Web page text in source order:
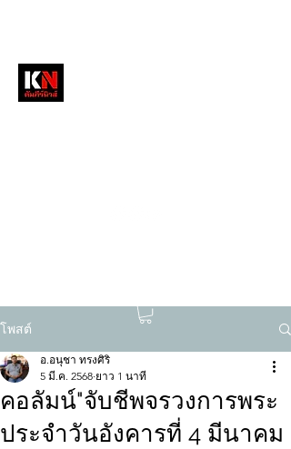
โพสต์
คอลัมน์"จับชีพจรวงการพระ
ประจำวันอังคารที่ 4 มีนาคม
อ.อนุชา ทรงศิริ
5 มี.ค. 2568 ยาว 1 นาที